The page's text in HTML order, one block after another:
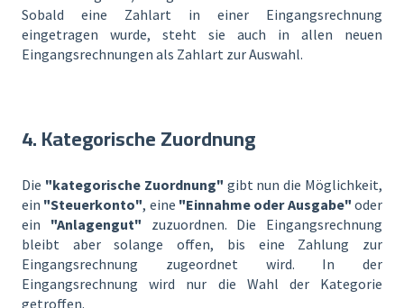
Sobald eine Zahlart in einer Eingangsrechnung
eingetragen wurde, steht sie auch in allen neuen
Eingangsrechnungen als Zahlart zur Auswahl.
4. Kategorische Zuordnung
Die "kategorische Zuordnung" gibt nun die Möglichkeit,
ein "Steuerkonto", eine "Einnahme oder Ausgabe" oder
ein "Anlagengut" zuzuordnen. Die Eingangsrechnung
bleibt aber solange offen, bis eine Zahlung zur
Eingangsrechnung zugeordnet wird. In der
Eingangsrechnung wird nur die Wahl der Kategorie
getroffen.